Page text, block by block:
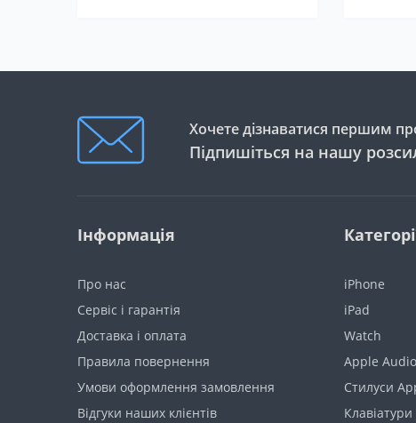
Хочете дізнаватися першим
Підпишіться на нашу
Інформація
Про нас
Сервіс і гарантія
Доставка і оплата
Правила повернення
Умови оформлення замовлення
Відгуки наших клієнтів
iPhone
iPad
Watch
Apple Audio
Стилуси